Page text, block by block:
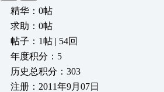
精华：0帖
求助：0帖
帖子：1帖 | 54回
年度积分：5
历史总积分：303
注册：2011年9月07日